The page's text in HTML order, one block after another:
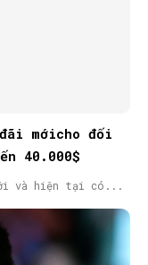
mớicho đối
40.000$
và hiện tại có...